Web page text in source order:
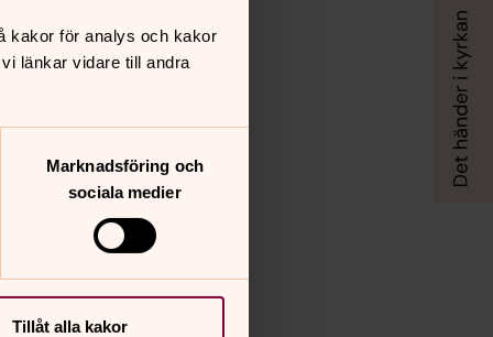
kakor för analys och kakor
länkar vidare till andra
Marknadsföring och
sociala medier
Tillåt alla kakor